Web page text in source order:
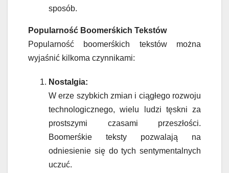
sposób.
Popularność Boomerśkich Tekstów
Popularność boomerśkich tekstów można
wyjaśnić kilkoma czynnikami:
Nostalgia:
W erze szybkich zmian i ciągłego rozwoju
technologicznego, wielu ludzi tęskni za
prostszymi czasami przeszłości.
Boomerśkie teksty pozwalają na
odniesienie się do tych sentymentalnych
uczuć.